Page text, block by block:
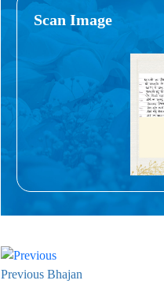
Scan Image
Previous Bhajan